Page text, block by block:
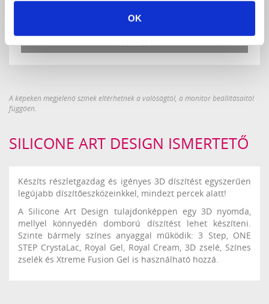
OK
KEDVENCEKHEZ AD
RÉSZLETEK
A képeken megjelenő színek eltérhetnek a valóságtól, a monitor beállításaitól
függően.
SILICONE ART DESIGN ISMERTETŐ
Készíts részletgazdag és igényes 3D díszítést egyszerűen
legújabb díszítőeszközeinkkel, mindezt percek alatt!
A Silicone Art Design tulajdonképpen egy 3D nyomda,
mellyel könnyedén domború díszítést lehet készíteni.
Szinte bármely színes anyaggal működik: 3 Step, ONE
STEP CrystaLac, Royal Gel, Royal Cream, 3D zselé, Színes
zselék és Xtreme Fusion Gel is használható hozzá.